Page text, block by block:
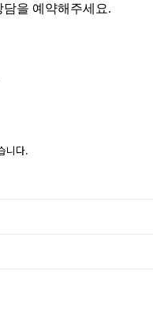
을 예약해주세요.
니다.